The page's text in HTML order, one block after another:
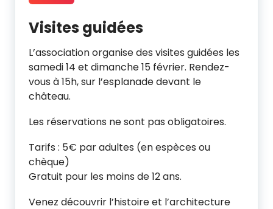
Visites guidées
L’association organise des visites guidées les
samedi 14 et dimanche 15 février. Rendez-
vous à 15h, sur l’esplanade devant le
château.
Les réservations ne sont pas obligatoires.
Tarifs : 5€ par adultes (en espèces ou
chèque)
Gratuit pour les moins de 12 ans.
Venez découvrir l’histoire et l’architecture